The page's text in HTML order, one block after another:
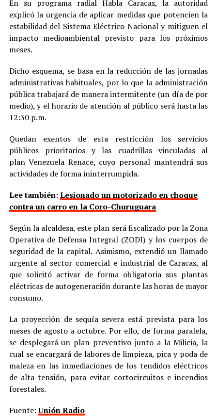
En su programa radial Habla Caracas, la autoridad
explicó la urgencia de aplicar medidas que potencien la
estabilidad del Sistema Eléctrico Nacional y mitiguen el
impacto medioambiental previsto para los próximos
meses.
Dicho esquema, se basa en la reducción de las jornadas
administrativas habituales, por lo que la administración
pública trabajará de manera intermitente (un día de por
medio), y el horario de atención al público será hasta las
12:30 p.m.
Quedan exentos de esta restricción los servicios
públicos prioritarios y las cuadrillas vinculadas al
plan Venezuela Renace, cuyo personal mantendrá sus
actividades de forma ininterrumpida.
Lee también:Lesionado un motorizado en choque
contra un carro en la Coro-Churuguara
Según la alcaldesa, este plan será fiscalizado por la Zona
Operativa de Defensa Integral (ZODI) y los cuerpos de
seguridad de la capital. Asimismo, extendió un llamado
urgente al sector comercial e industrial de Caracas, al
que solicitó activar de forma obligatoria sus plantas
eléctricas de autogeneración durante las horas de mayor
consumo.
La proyección de sequía severa está prevista para los
meses de agosto a octubre. Por ello, de forma paralela,
se desplegará un plan preventivo junto a la Milicia, la
cual se encargará de labores de limpieza, pica y poda de
maleza en las inmediaciones de los tendidos eléctricos
de alta tensión, para evitar cortocircuitos e incendios
forestales.
Fuente:Unión Radio